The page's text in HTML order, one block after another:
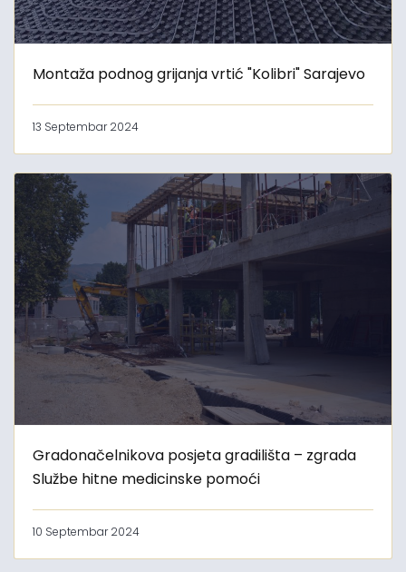
Montaža podnog grijanja vrtić "Kolibri" Sarajevo
13 Septembar 2024
Gradonačelnikova posjeta gradilišta – zgrada
Službe hitne medicinske pomoći
10 Septembar 2024